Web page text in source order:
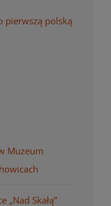
pierwszą polską
Muzeum
„Nad Skałą”